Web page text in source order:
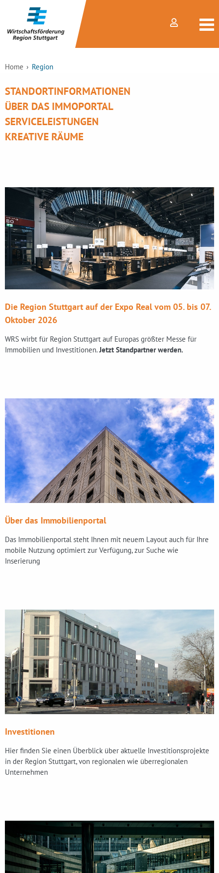
Home Region
STANDORTINFORMATIONEN
ÜBER DAS IMMOPORTAL
SERVICELEISTUNGEN
KREATIVE RÄUME
Die Region Stuttgart auf der Expo Real vom 05. bis 07.
Oktober 2026
WRS wirbt für Region Stuttgart auf Europas größter Messe für
Immobilien und Investitionen.Jetzt Standpartner werden.
Über das Immobilienportal
Das Immobilienportal steht Ihnen mit neuem Layout auch für Ihre
mobile Nutzung optimiert zur Verfügung, zur Suche wie
Inserierung
Investitionen
Hier finden Sie einen Überblick über aktuelle Investitionsprojekte
in der Region Stuttgart, von regionalen wie überregionalen
Unternehmen